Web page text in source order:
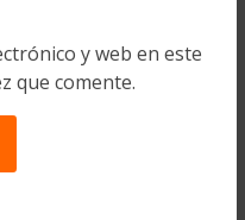
y web en este
que comente.